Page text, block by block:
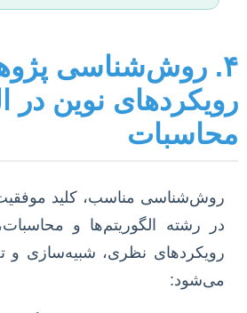
۴. روش‌شناسی
نوین در
روش‌شناسی مناسب، کلید
در رشته الگوریتم‌ها و محاسبات،
رویکردهای نظری، شبیه‌سازی و
می‌شود: